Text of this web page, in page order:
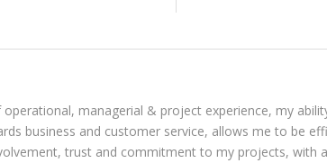
managerial & project experience, my
business and customer service, allows me to be
trust and commitment to my projects, with